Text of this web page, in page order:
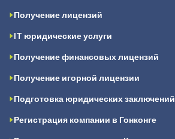
Получение лицензий
IT юридические услуги
Получение финансовых лицензий
Получение игорной лицензии
Подготовка юридических заключений
Регистрация компании в Гонконге